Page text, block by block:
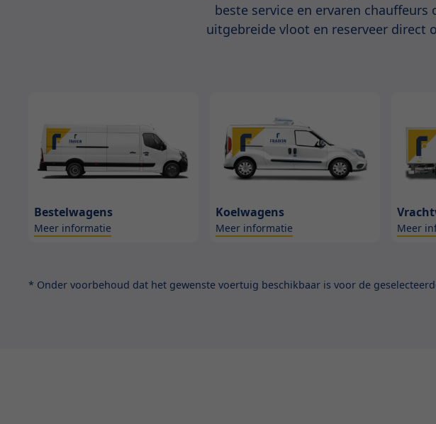
beste service en ervaren
uitgebreide vloot en reserveer direct
Bestelwagens
Meer informatie
Koelwagens
Meer informatie Meer
* Onder voorbehoud dat het gewenste voertuig beschikbaar is voor de